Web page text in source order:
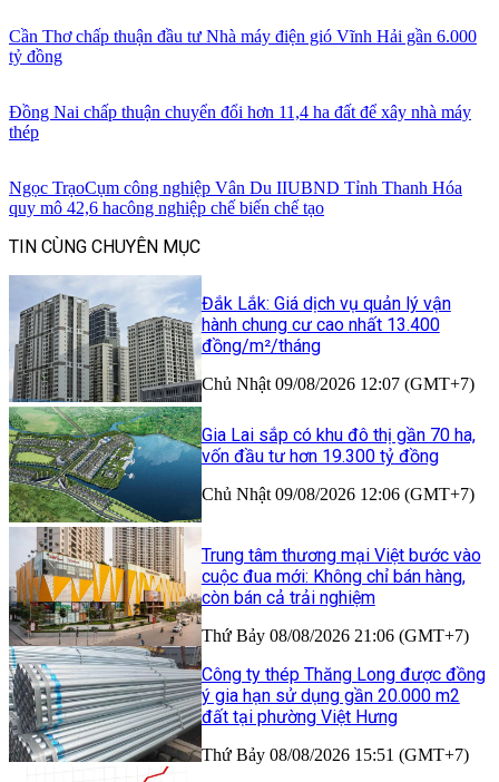
Cần Thơ chấp thuận đầu tư Nhà máy điện gió Vĩnh Hải gần 6.000
tỷ đồng
Đồng Nai chấp thuận chuyển đổi hơn 11,4 ha đất để xây nhà máy
thép
Ngọc TrạoCụm công nghiệp Vân Du IIUBND Tỉnh Thanh Hóa
quy mô 42,6 hacông nghiệp chế biến chế tạo
TIN CÙNG CHUYÊN MỤC
Đắk Lắk: Giá dịch vụ quản lý vận
hành chung cư cao nhất 13.400
đồng/m²/tháng
Chủ Nhật 09/08/2026 12:07 (GMT+7)
Gia Lai sắp có khu đô thị gần 70 ha,
vốn đầu tư hơn 19.300 tỷ đồng
Chủ Nhật 09/08/2026 12:06 (GMT+7)
Trung tâm thương mại Việt bước vào
cuộc đua mới: Không chỉ bán hàng,
còn bán cả trải nghiệm
Thứ Bảy 08/08/2026 21:06 (GMT+7)
Công ty thép Thăng Long được đồng
ý gia hạn sử dụng gần 20.000 m2
đất tại phường Việt Hưng
Thứ Bảy 08/08/2026 15:51 (GMT+7)